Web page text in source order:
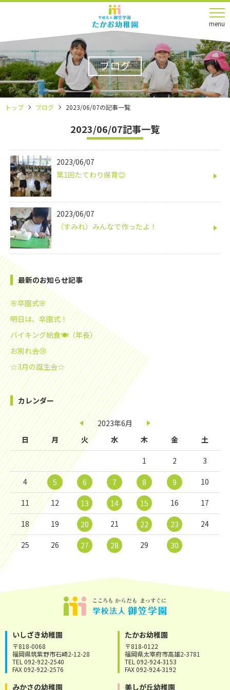
menu
ブログ
トップ ブログ 2023/06/07の記事一覧
2023/06/07記事一覧
2023/06/07
第1回たてわり保育😊
2023/06/07
（すみれ）みんなで作ったよ！
最新のお知らせ記事
🌸卒園式🌸
明日は、卒園式！
バイキング給食🍽️（年長）
お別れ会😢
☆3月の誕生会☆
カレンダー
2023年6月
日
月 火 水 木 金 土
1 2 3
4 5 6 7 8 9 10
11 12 13 14 15 16 17
18 19 20 21 22 23 24
25 26 27 28 29 30
いしざき幼稚園
〒818-0068
福岡県筑紫野市石崎2-12-28
TEL 092-922-2540
FAX 092-922-2576
たかお幼稚園
〒818-0122
福岡県太宰府市高雄2-3781
TEL 092-924-3153
FAX 092-924-3192
みかさの幼稚園 美しが丘幼稚園